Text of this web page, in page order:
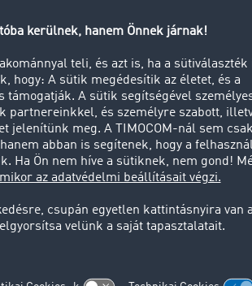
a manapság egyre növekedő
közös megegyezés